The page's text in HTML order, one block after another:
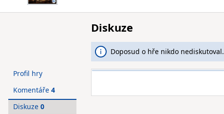
Diskuze
Doposud o hře nikdo nediskutoval.
Profil hry
Komentáře 4
Diskuze 0